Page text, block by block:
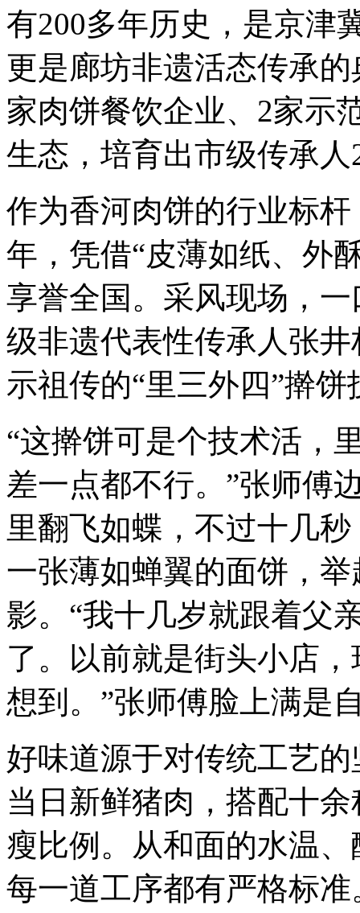
有200多年历史，是京津
更是廊坊非遗活态传承
家肉饼餐饮企业、2家示
生态，培育出市级传承
作为香河肉饼的行业标
年，凭借“皮薄如纸、外
享誉全国。采风现场，
级非遗代表性传承人张
示祖传的“里三外四”擀饼
“这擀饼可是个技术活，
差一点都不行。”张师傅
里翻飞如蝶，不过十几
一张薄如蝉翼的面饼，
影。“我十几岁就跟着父
了。以前就是街头小店
想到。”张师傅脸上满是
好味道源于对传统工艺
当日新鲜猪肉，搭配十
瘦比例。从和面的水温
每一道工序都有严格标